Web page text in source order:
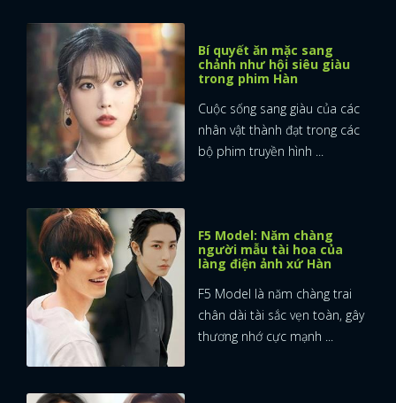
Bí quyết ăn mặc sang
chảnh như hội siêu giàu
trong phim Hàn
Cuộc sống sang giàu của các
nhân vật thành đạt trong các
bộ phim truyền hình ...
F5 Model: Năm chàng
người mẫu tài hoa của
làng điện ảnh xứ Hàn
F5 Model là năm chàng trai
chân dài tài sắc vẹn toàn, gây
thương nhớ cực mạnh ...